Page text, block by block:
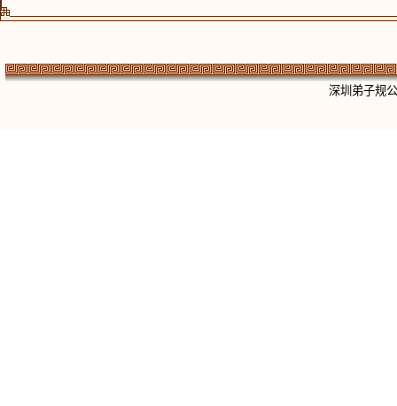
深圳弟子规